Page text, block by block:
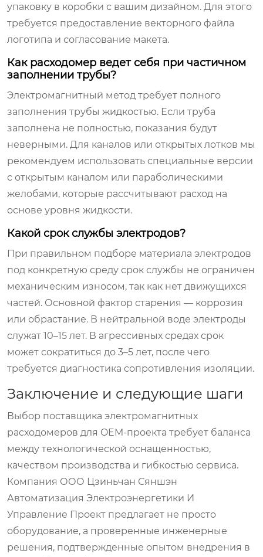
упаковку в коробки с вашим дизайном. Для этого
требуется предоставление векторного файла
логотипа и согласование макета.
Как расходомер ведет себя при частичном
заполнении трубы?
Электромагнитный метод требует полного
заполнения трубы жидкостью. Если труба
заполнена не полностью, показания будут
неверными. Для каналов или открытых лотков мы
рекомендуем использовать специальные версии
с открытым каналом или параболическими
желобами, которые рассчитывают расход на
основе уровня жидкости.
Какой срок службы электродов?
При правильном подборе материала электродов
под конкретную среду срок службы не ограничен
механическим износом, так как нет движущихся
частей. Основной фактор старения — коррозия
или обрастание. В нейтральной воде электроды
служат 10–15 лет. В агрессивных средах срок
может сократиться до 3–5 лет, после чего
требуется диагностика сопротивления изоляции.
Заключение и следующие шаги
Выбор поставщика электромагнитных
расходомеров для OEM-проекта требует баланса
между технологической оснащенностью,
качеством производства и гибкостью сервиса.
Компания ООО Цзиньчан Сяншэн
Автоматизация Электроэнергетики И
Управление Проект предлагает не просто
оборудование, а проверенные инженерные
решения, подтвержденные опытом внедрения в